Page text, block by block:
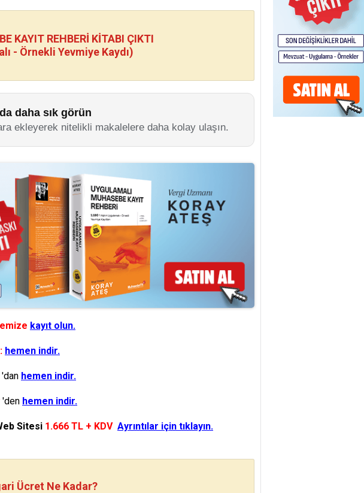
KAYIT REHBERİ KİTABI ÇIKTI
- Örnekli Yevmiye Kaydı)
daha sık görün
ekleyerek nitelikli makalelere daha kolay ulaşın.
kayıt olun.
hemen indir.
'dan hemen indir.
'den hemen indir.
Sitesi 1.666 TL + KDV Ayrıntılar için tıklayın.
Ücret Ne Kadar?